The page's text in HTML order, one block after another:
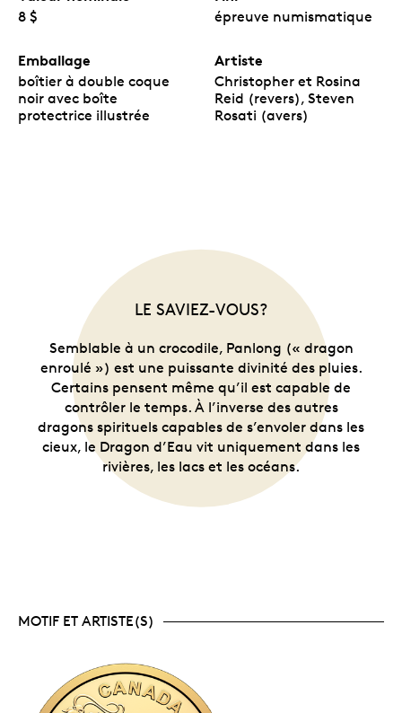
8 $ épreuve numismatique
Emballage
boîtier à double coque
noir avec boîte
protectrice illustrée
Artiste
Christopher et Rosina
Reid (revers), Steven
Rosati (avers)
LE SAVIEZ-VOUS?
Semblable à un crocodile, Panlong (« dragon
enroulé ») est une puissante divinité des pluies.
Certains pensent même qu’il est capable de
contrôler le temps. À l’inverse des autres
dragons spirituels capables de s’envoler dans les
cieux, le Dragon d’Eau vit uniquement dans les
rivières, les lacs et les océans.
MOTIF ET ARTISTE(S)